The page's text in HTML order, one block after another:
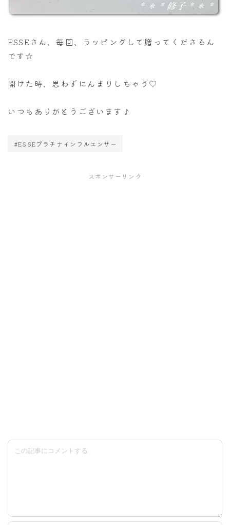
ESSEさん、毎回、ラッピングして贈ってくださるん
です☆
開けた時、思わずにんまりしちゃう♡
いつもありがとうございます♪
#ESSEプラチナインフルエンサー
スポンサーリンク